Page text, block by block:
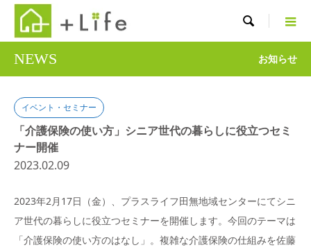

NEWS お知らせ
イベント・セミナー
「介護保険の使い方」シニア世代の暮らしに役立つセミ
ナー開催
2023.02.09
2023年2月17日（金）、プラスライフ田無地域センターにてシニ
ア世代の暮らしに役立つセミナーを開催します。今回のテーマは
「介護保険の使い方のはなし」。複雑な介護保険の仕組みを佐藤